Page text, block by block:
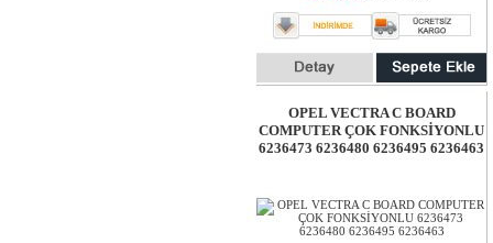
OPEL VECTRA C BOARD
COMPUTER ÇOK FONKSİYONLU
6236473 6236480 6236495 6236463